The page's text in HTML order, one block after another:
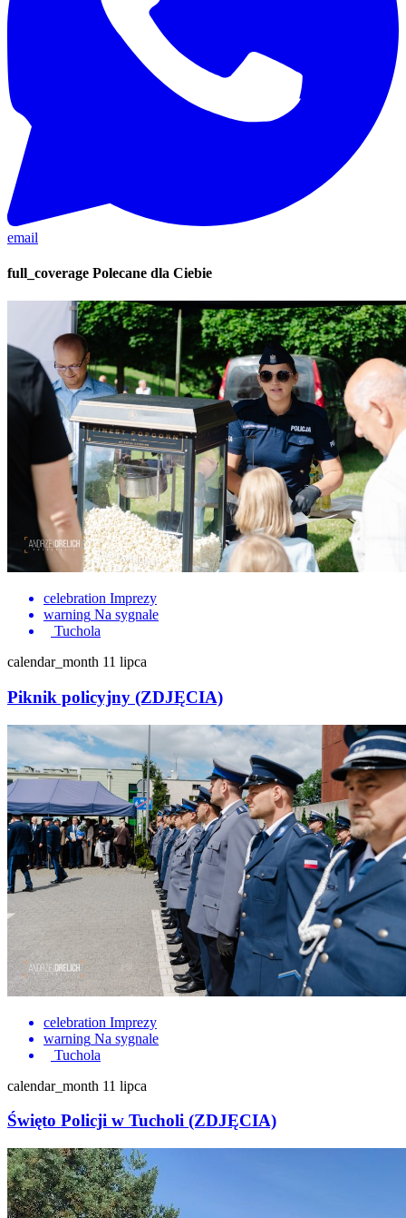
email
full_coverage Polecane dla Ciebie
celebration Imprezy
warning Na sygnale
Tuchola
calendar_month 11 lipca
Piknik policyjny (ZDJĘCIA)
celebration Imprezy
warning Na sygnale
Tuchola
calendar_month 11 lipca
Święto Policji w Tucholi (ZDJĘCIA)